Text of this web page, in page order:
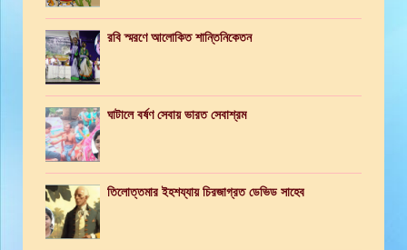
রবি স্মরণে আলোকিত শান্তিনিকেতন
ঘাটালে বর্ষণ সেবায় ভারত সেবাশ্রম
তিলোত্তমার ইহশয্যায় চিরজাগ্রত ডেভিড সাহেব